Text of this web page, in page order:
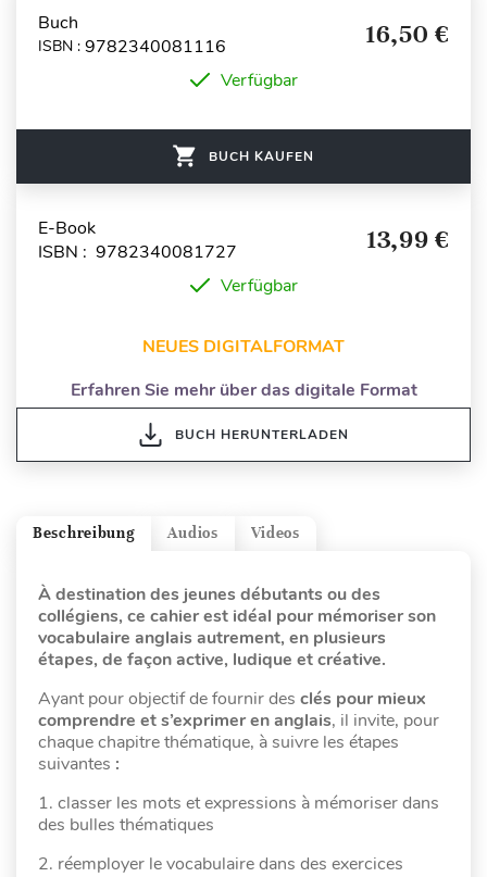
Buch
ISBN : 9782340081116 16,50 €
Verfügbar
BUCH KAUFEN
E-Book
ISBN : 9782340081727
13,99 €
Verfügbar
NEUES DIGITALFORMAT
Erfahren Sie mehr über das digitale Format
BUCH HERUNTERLADEN
Videos
Audios
Beschreibung
À destination des jeunes débutants ou des
collégiens, ce cahier est idéal pour mémoriser son
vocabulaire anglais autrement, en plusieurs
étapes, de façon active, ludique et créative.
Ayant pour objectif de fournir des clés pour mieux
comprendre et s’exprimer en anglais, il invite, pour
chaque chapitre thématique, à suivre les étapes
suivantes :
1. classer les mots et expressions à mémoriser dans
des bulles thématiques
2. réemployer le vocabulaire dans des exercices